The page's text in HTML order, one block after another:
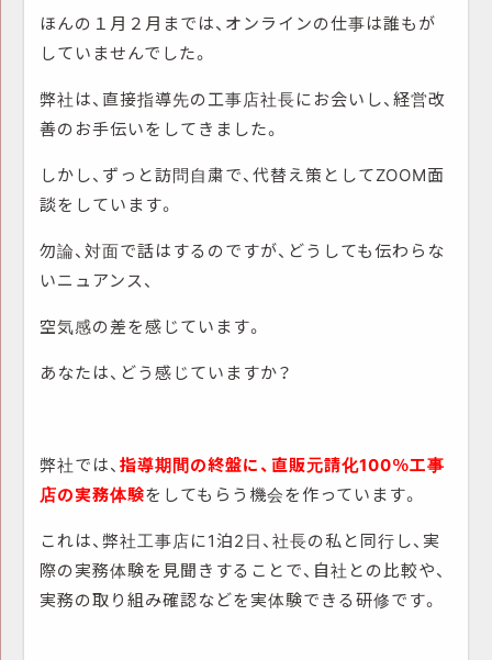
ほんの１月２月までは、オンラインの仕事は誰もが
していませんでした。
弊社は、直接指導先の工事店社長にお会いし、経営改
善のお手伝いをしてきました。
しかし、ずっと訪問自粛で、代替え策としてZOOM面
談をしています。
勿論、対面で話はするのですが、どうしても伝わらな
いニュアンス、
空気感の差を感じています。
あなたは、どう感じていますか？
弊社では、指導期間の終盤に、直販元請化100％工事
店の実務体験をしてもらう機会を作っています。
これは、弊社工事店に1泊2日、社長の私と同行し、実
際の実務体験を見聞きすることで、自社との比較や、
実務の取り組み確認などを実体験できる研修です。